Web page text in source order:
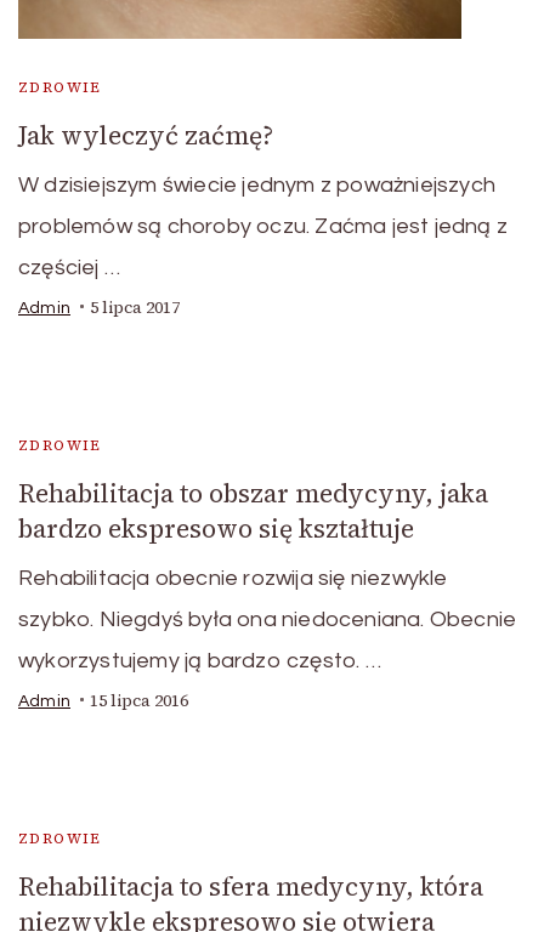
ZDROWIE
Jak wyleczyć zaćmę?
W dzisiejszym świecie jednym z poważniejszych
problemów są choroby oczu. Zaćma jest jedną z
częściej …
Admin 5 lipca 2017
ZDROWIE
Rehabilitacja to obszar medycyny, jaka
bardzo ekspresowo się kształtuje
Rehabilitacja obecnie rozwija się niezwykle
szybko. Niegdyś była ona niedoceniana. Obecnie
wykorzystujemy ją bardzo często. …
Admin 15 lipca 2016
ZDROWIE
Rehabilitacja to sfera medycyny, która
niezwykle ekspresowo się otwiera